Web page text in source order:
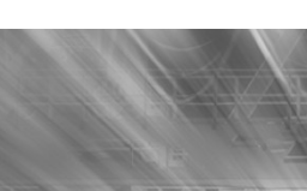
Purpose Marketing
Reputatie & crisis